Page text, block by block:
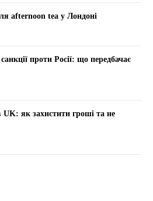
afternoon tea у Лондоні
проти Росії: що передбачає
UK: як захистити гроші та не